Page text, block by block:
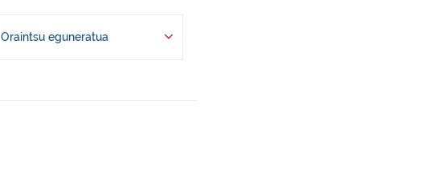
Oraintsu eguneratua